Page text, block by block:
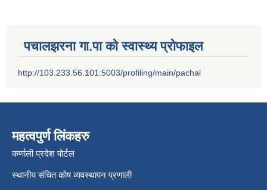
पचालझरना गा.पा को स्वास्थ्य प्रोफाइल
http://103.233.56.101:5003/profiling/main/pachal
महत्वपुर्ण लिंकहरु
कर्णाली प्रदेश पोर्टल
स्थानीय संचित कोष व्यवस्थापन प्रणाली